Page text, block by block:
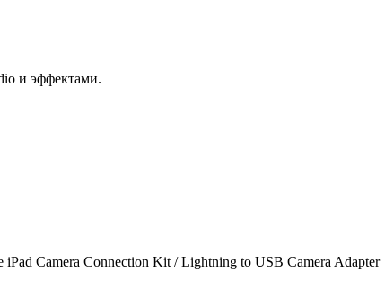
и эффектами.
Camera Connection Kit / Lightning to USB Camera Adapter